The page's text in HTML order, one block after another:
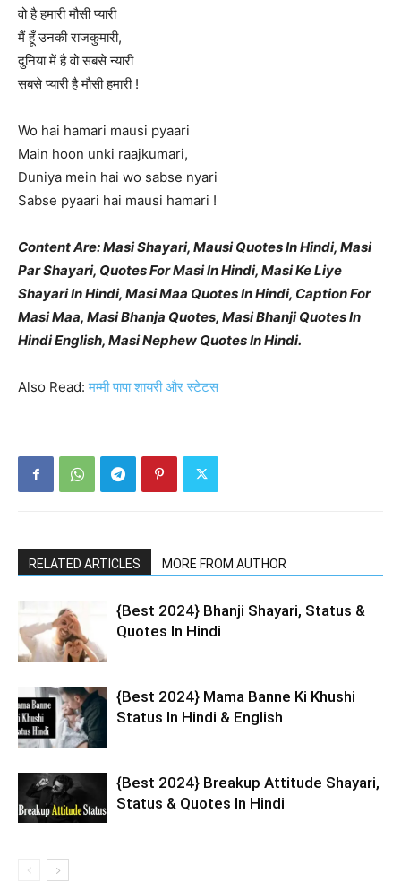
वो है हमारी मौसी प्यारी
मैं हूँ उनकी राजकुमारी,
दुनिया में है वो सबसे न्यारी
सबसे प्यारी है मौसी हमारी !
Wo hai hamari mausi pyaari
Main hoon unki raajkumari,
Duniya mein hai wo sabse nyari
Sabse pyaari hai mausi hamari !
Content Are: Masi Shayari, Mausi Quotes In Hindi, Masi
Par Shayari, Quotes For Masi In Hindi, Masi Ke Liye
Shayari In Hindi, Masi Maa Quotes In Hindi, Caption For
Masi Maa, Masi Bhanja Quotes, Masi Bhanji Quotes In
Hindi English, Masi Nephew Quotes In Hindi.
Also Read:मम्मी पापा शायरी और स्टेटस
RELATED ARTICLES MORE FROM AUTHOR
{Best 2024} Bhanji Shayari, Status &
Quotes In Hindi
{Best 2024} Mama Banne Ki Khushi
Status In Hindi & English
{Best 2024} Breakup Attitude Shayari,
Status & Quotes In Hindi